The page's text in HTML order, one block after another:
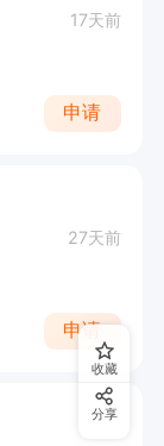
17天前
申请
27天前
申请
收藏
分享